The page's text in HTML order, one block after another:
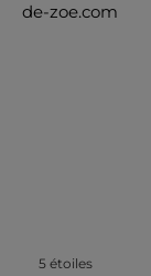
de-zoe.com
5 étoiles